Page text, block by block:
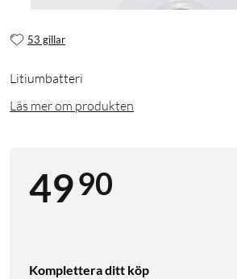
53 gillar
Litiumbatteri
Läs mer om produkten
4990
Komplettera ditt köp